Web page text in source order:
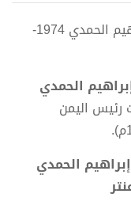
تحميل كتاب عهد رئيس الجمهورية إبراهيم الحمدي 1974-
الحمدي
رئيس اليمن
الحمدي